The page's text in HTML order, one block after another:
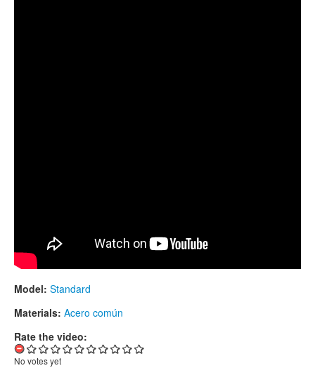
Model: Standard
Materials: Acero común
Rate the video:
No votes yet